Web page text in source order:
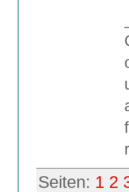
Seiten: 1 2